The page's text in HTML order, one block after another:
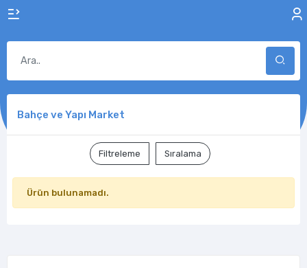
Bahçe ve Yapı Market
Filtreleme Sıralama
Ürün bulunamadı.